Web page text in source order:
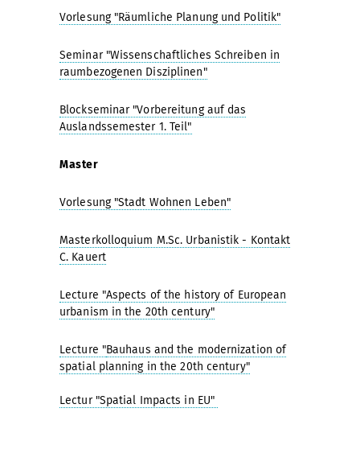
Vorlesung "Räumliche Planung und Politik"
Seminar "Wissenschaftliches Schreiben in
raumbezogenen Disziplinen"
Blockseminar "Vorbereitung auf das
Auslandssemester 1. Teil"
Master
Vorlesung "Stadt Wohnen Leben"
Masterkolloquium M.Sc. Urbanistik - Kontakt
C. Kauert
Lecture "Aspects of the history of European
urbanism in the 20th century"
Lecture "Bauhaus and the modernization of
spatial planning in the 20th century"
Lectur "Spatial Impacts in EU"